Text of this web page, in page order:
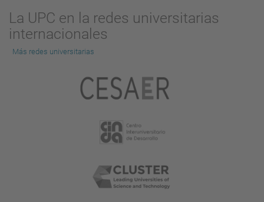
La UPC en la redes universitarias
internacionales
Más redes universitarias